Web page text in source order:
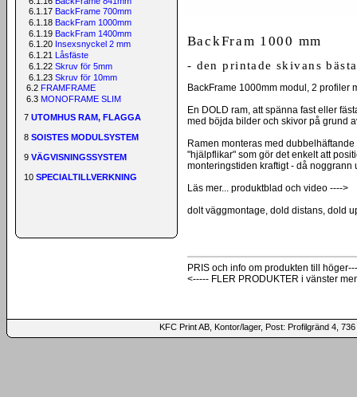
6.1.17 BackFrame 700mm
6.1.18 BackFram 1000mm
6.1.19 BackFram 1400mm
6.1.20 Insexsnyckel 2 mm
6.1.21 Låsfäste
6.1.22 Skruv för 5mm
6.1.23 Skruv för 10mm
6.2 FRAMFRAME
6.3 MONOFRAME SLIM
7 UTOMHUS RAM, FLAGGA
8 SOISTES MODULSYSTEM
9 VÄGVISNINGSSYSTEM
10 SPECIALTILLVERKNING
BackFram 1000 mm
- den printade skivans
BackFrame 1000mm modul, 2 profiler
En DOLD ram, att spänna fast eller
med böjda bilder och skivor på grund
Ramen monteras med
"hjälpflikar" som gör det enkelt att
monteringstiden kraftigt - då noggrann
Läs mer... produktblad och video ---->
dolt väggmontage, dold distans, dold
PRIS och info om produkten till
<----- FLER PRODUKTER i vänster
KFC Print AB, Kontor/lager, Post: Profilgränd 4,